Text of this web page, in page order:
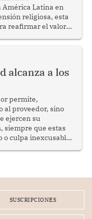
Latina en
religiosa, esta
reafirmar el valor
cohesión
alcanza a los
permite,
al proveedor, sino
ejercen su
siempre que estas
o culpa inexcusable
and greet con
SUSCRIPCIONES